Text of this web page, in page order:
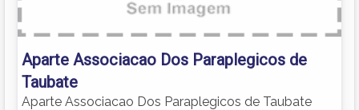
Aparte Associacao Dos Paraplegicos de
Taubate
Aparte Associacao Dos Paraplegicos de Taubate